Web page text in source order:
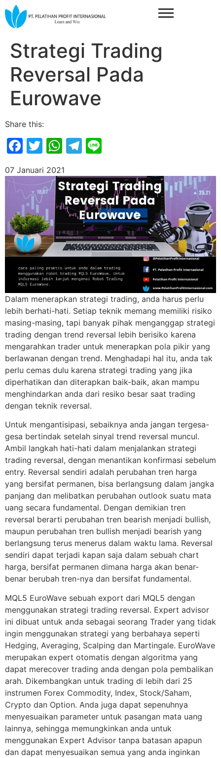
Strategi Trading
Reversal Pada
Eurowave
Share this:
Facebook
Twitter
WhatsApp
Telegram
07 Januari 2021
Dalam menerapkan strategi trading, anda harus perlu
lebih berhati-hati. Setiap teknik memang memiliki risiko
masing-masing, tapi banyak pihak menganggap strategi
trading dengan trend reversal lebih berisiko karena
mengarahkan trader untuk menerapkan pola pikir yang
berlawanan dengan trend. Menghadapi hal itu, anda tak
perlu cemas dulu karena strategi trading yang jika
diperhatikan dan diterapkan baik-baik, akan mampu
menghindarkan anda dari resiko besar saat trading
dengan teknik reversal.
Untuk mengantisipasi, sebaiknya anda jangan tergesa-
gesa bertindak setelah sinyal trend reversal muncul.
Ambil langkah hati-hati dalam menjalankan strategi
trading reversal, dengan menantikan konfirmasi sebelum
entry. Reversal sendiri adalah perubahan tren harga
yang bersifat permanen, bisa berlangsung dalam jangka
panjang dan melibatkan perubahan outlook suatu mata
uang secara fundamental. Dengan demikian tren
reversal berarti perubahan tren bearish menjadi bullish,
maupun perubahan tren bullish menjadi bearish yang
berlangsung terus menerus dalam waktu lama. Reversal
sendiri dapat terjadi kapan saja dalam sebuah chart
harga, bersifat permanen dimana harga akan benar-
benar berubah tren-nya dan bersifat fundamental.
MQL5 EuroWave sebuah export dari MQL5 dengan
menggunakan strategi trading reversal. Expert advisor
ini dibuat untuk anda sebagai seorang Trader yang tidak
ingin menggunakan strategi yang berbahaya seperti
Hedging, Averaging, Scalping dan Martingale. EuroWave
merupakan expert otomatis dengan algoritma yang
dapat merecover trading anda dengan pola pembalikan
arah. Dikembangkan untuk trading di lebih dari 25
instrumen Forex Commodity, Index, Stock/Saham,
Crypto dan Option. Anda juga dapat sepenuhnya
menyesuaikan parameter untuk pasangan mata uang
lainnya, sehingga memungkinkan anda untuk
menggunakan Expert Advisor tanpa batasan apapun
dan dapat menyesuaikan semua yang anda inginkan